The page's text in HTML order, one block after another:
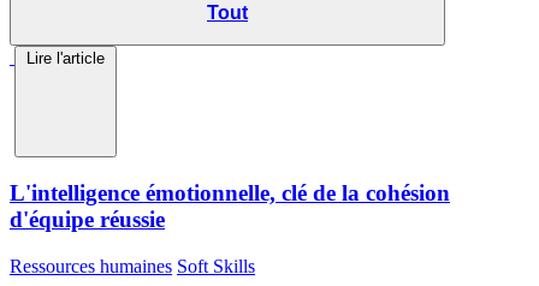
Tout
Lire l'article
L'intelligence émotionnelle, clé de la cohésion
d'équipe réussie
Ressources humaines Soft Skills